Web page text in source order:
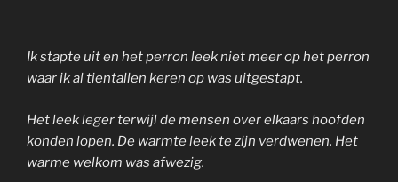
Ik stapte uit en het perron leek niet meer op het perron
waar ik al tientallen keren op was uitgestapt.
Het leek leger terwijl de mensen over elkaars hoofden
konden lopen. De warmte leek te zijn verdwenen. Het
warme welkom was afwezig.